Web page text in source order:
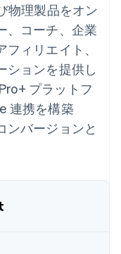
ミ―
、
ー
ー
物理製品をオン
、コーチ、企業
ィリエイト、
ションを提供し
プラットフ
連携を構築
ンバージョンと